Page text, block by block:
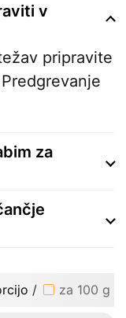
v
pripravite
za
/ za 100 g